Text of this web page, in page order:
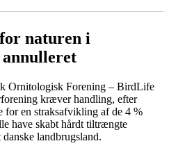
naturen i
Ornitologisk Forening – BirdLife
kræver handling, efter
for en straksafvikling af de 4 %
have skabt hårdt tiltrængte
landbrugsland.